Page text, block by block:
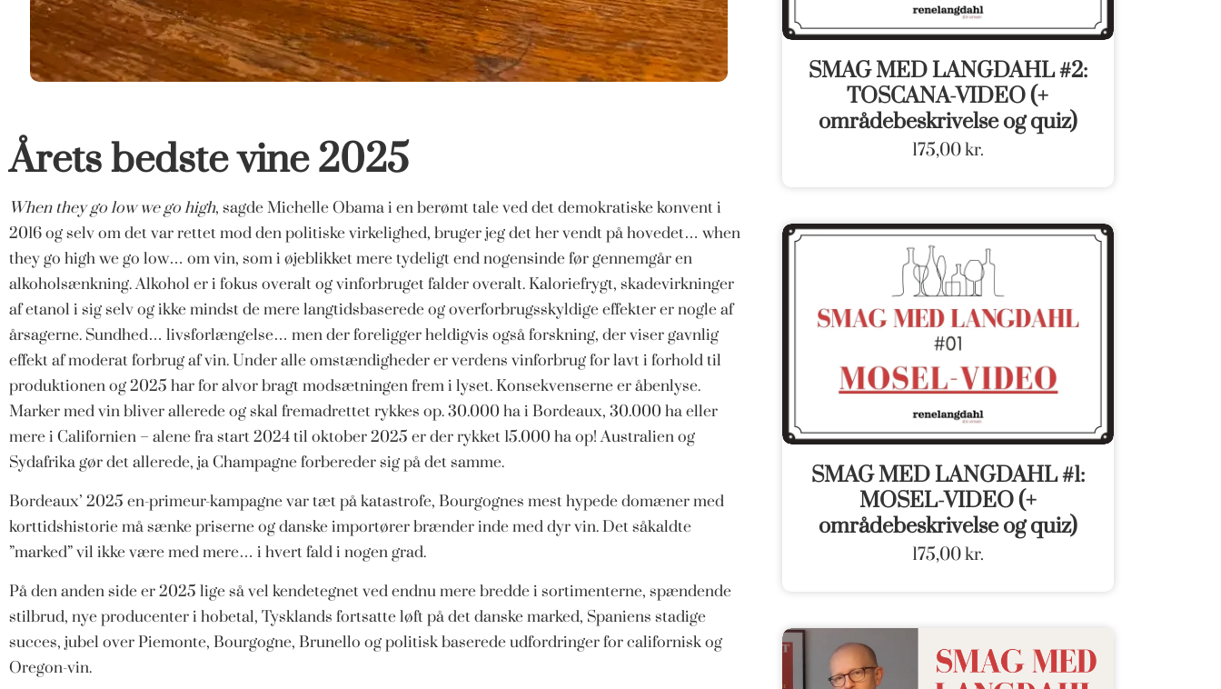
Årets bedste vine 2025
When they go low we go high, sagde Michelle Obama i en berømt tale ved det demokratiske konvent i
2016 og selv om det var rettet mod den politiske virkelighed, bruger jeg det her vendt på hovedet… when
they go high we go low… om vin, som i øjeblikket mere tydeligt end nogensinde før gennemgår en
alkoholsænkning. Alkohol er i fokus overalt og vinforbruget falder overalt. Kaloriefrygt, skadevirkninger
af etanol i sig selv og ikke mindst de mere langtidsbaserede og overforbrugsskyldige effekter er nogle af
årsagerne. Sundhed… livsforlængelse… men der foreligger heldigvis også forskning, der viser gavnlig
effekt af moderat forbrug af vin. Under alle omstændigheder er verdens vinforbrug for lavt i forhold til
produktionen og 2025 har for alvor bragt modsætningen frem i lyset. Konsekvenserne er åbenlyse.
Marker med vin bliver allerede og skal fremadrettet rykkes op. 30.000 ha i Bordeaux, 30.000 ha eller
mere i Californien – alene fra start 2024 til oktober 2025 er der rykket 15.000 ha op! Australien og
Sydafrika gør det allerede, ja Champagne forbereder sig på det samme.
Bordeaux’ 2025 en-primeur-kampagne var tæt på katastrofe, Bourgognes mest hypede domæner med
korttidshistorie må sænke priserne og danske importører brænder inde med dyr vin. Det såkaldte
”marked” vil ikke være med mere… i hvert fald i nogen grad.
På den anden side er 2025 lige så vel kendetegnet ved endnu mere bredde i sortimenterne, spændende
stilbrud, nye producenter i hobetal, Tysklands fortsatte løft på det danske marked, Spaniens stadige
succes, jubel over Piemonte, Bourgogne, Brunello og politisk baserede udfordringer for californisk og
Oregon-vin.
SMAG MED LANGDAHL #2:
TOSCANA-VIDEO (+
områdebeskrivelse og quiz)
175,00kr.
SMAG MED LANGDAHL #1:
MOSEL-VIDEO (+
områdebeskrivelse og quiz)
175,00kr.